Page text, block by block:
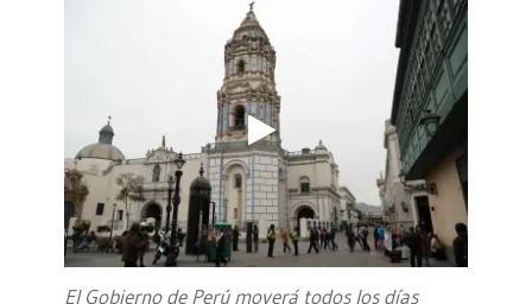
El Gobierno de Perú moverá todos los días